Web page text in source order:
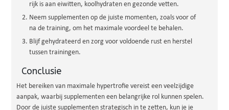
rijk is aan eiwitten, koolhydraten en gezonde vetten.
Neem supplementen op de juiste momenten, zoals voor of
na de training, om het maximale voordeel te behalen.
Blijf gehydrateerd en zorg voor voldoende rust en herstel
tussen trainingen.
Conclusie
Het bereiken van maximale hypertrofie vereist een veelzijdige
aanpak, waarbij supplementen een belangrijke rol kunnen spelen.
Door de juiste supplementen strategisch in te zetten, kun je je